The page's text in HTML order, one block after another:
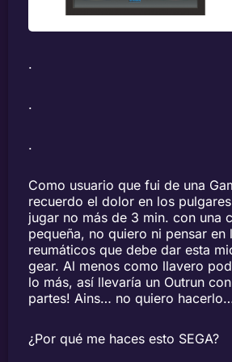
.
.
.
Como usuario que fui de una
recuerdo el dolor en los
jugar no más de 3 min. con una
pequeña, no quiero ni pensar en
reumáticos que debe dar esta
gear. Al menos como llavero
lo más, así llevaría un Outrun
partes! Ains… no quiero
¿Por qué me haces esto SEGA?